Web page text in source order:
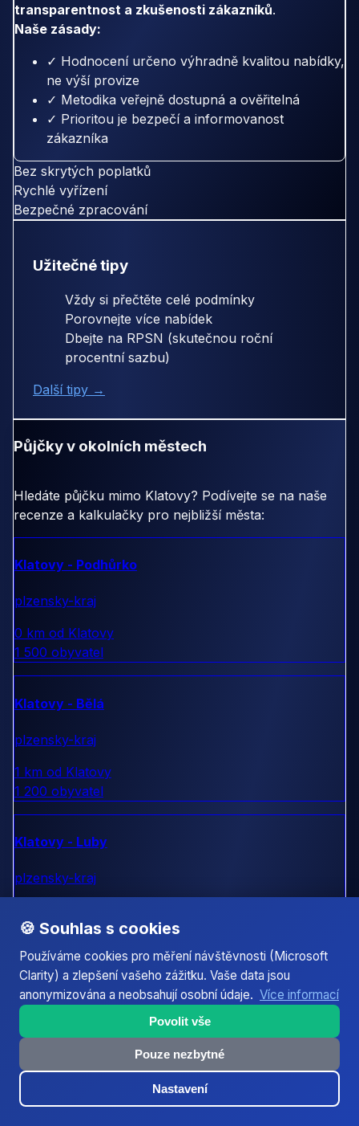
transparentnost a zkušenosti zákazníků.
Naše zásady:
✓ Hodnocení určeno výhradně kvalitou nabídky,
ne výší provize
✓ Metodika veřejně dostupná a ověřitelná
✓ Prioritou je bezpečí a informovanost
zákazníka
Bez skrytých poplatků
Rychlé vyřízení
Bezpečné zpracování
Užitečné tipy
Vždy si přečtěte celé podmínky
Porovnejte více nabídek
Dbejte na RPSN (skutečnou roční
procentní sazbu)
Další tipy →
Půjčky v okolních městech
Hledáte půjčku mimo Klatovy? Podívejte se na naše
recenze a kalkulačky pro nejbližší města:
Klatovy - Podhůrko
plzensky-kraj
0 km od Klatovy
1 500 obyvatel
Klatovy - Bělá
plzensky-kraj
1 km od Klatovy
1 200 obyvatel
Klatovy - Luby
plzensky-kraj
1 500 obyvatel
Klatovy - Sobíňov
1 000 obyvatel
🍪 Souhlas s cookies
Používáme cookies pro měření návštěvnosti (Microsoft
Clarity) a zlepšení vašeho zážitku. Vaše data jsou
anonymizována a neobsahují osobní údaje. Více informací
Povolit vše
Pouze nezbytné
Nastavení